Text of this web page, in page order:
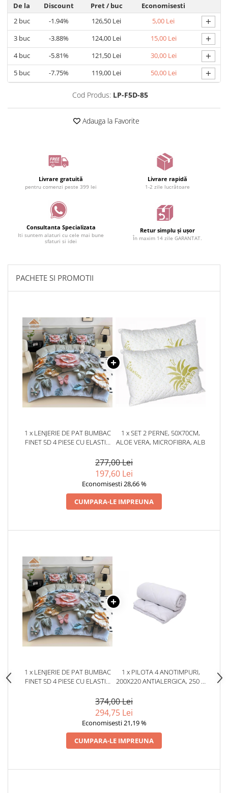
De la
Discount Pret/ buc
Economisesti
2buc -1.94% 126,50 Lei 5,00 Lei +
3buc -3.88% 124,00 Lei 15,00 Lei +
4buc -5.81% 121,50 Lei 30,00 Lei +
5buc -7.75% 119,00 Lei 50,00 Lei +
Cod Produs: LP-F5D-85
Adauga la Favorite
Livrare gratuită
pentru comenzi peste 399 lei
Livrare rapidă
1-2 zile lucrătoare
Consultanta Specializata
Iti suntem alaturi cu cele mai bune
sfaturi si idei
Retur simplu și ușor
În maxim 14 zile GARANTAT.
PACHETE SI PROMOTII
1 x LENJERIE DE PAT BUMBAC
FINET 5D 4 PIESE CU ELASTIC
1 x SET 2 PERNE, 50X70CM,
ALOE VERA, MICROFIBRA, ALB
277,00 Lei
197,60 Lei
Economisesti 28,66 %
CUMPARA-LE IMPREUNA
1 x LENJERIE DE PAT BUMBAC
FINET 5D 4 PIESE CU ELASTIC
1 x PILOTA 4 ANOTIMPURI,
200X220 ANTIALERGICA, 250 G
374,00 Lei
294,75 Lei
Economisesti 21,19 %
CUMPARA-LE IMPREUNA